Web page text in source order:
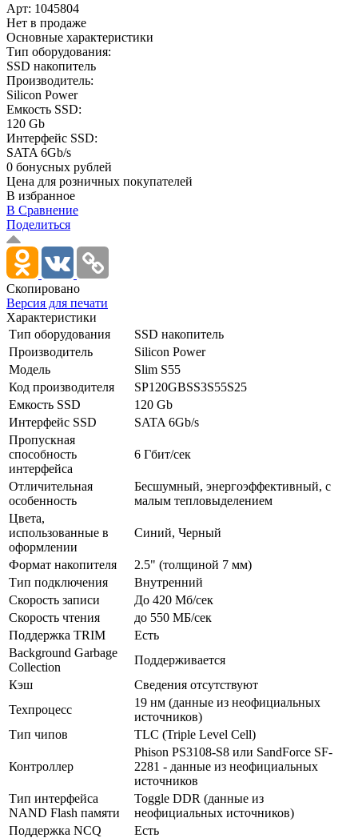
Арт: 1045804
Нет в продаже
Основные характеристики
Тип оборудования:
SSD накопитель
Производитель:
Silicon Power
Емкость SSD:
120 Gb
Интерфейс SSD:
SATA 6Gb/s
0 бонусных рублей
Цена для розничных покупателей
В избранное
В Сравнение
Поделиться
Скопировано
Версия для печати
Характеристики
Тип оборудования
SSD накопитель
Производитель
Silicon Power
Модель
Slim S55
Код производителя
SP120GBSS3S55S25
Емкость SSD
120 Gb
Интерфейс SSD
SATA 6Gb/­s
Пропускная
способность
интерфейса
6 Гбит/­сек
Отличительная
особенность
Бесшумный, энергоэффективный, с
малым тепловыделением
Цвета,
использованные в
оформлении
Синий, Черный
Формат накопителя
2.5" (толщиной 7 мм)
Тип подключения
Внутренний
Скорость записи
До 420 Мб/­сек
Скорость чтения
до 550 МБ/­сек
Поддержка TRIM
Есть
Background Garbage
Collection
Поддерживается
Кэш
Сведения отсутствуют
Техпроцесс
19 нм (данные из неофициальных
источников)
Тип чипов
TLC (Triple Level Cell)
Контроллер
Phison PS3108-S8 или SandForce SF-
2281 - данные из неофициальных
источников
Тип интерфейса
NAND Flash памяти
Toggle DDR (данные из
неофициальных источников)
Поддержка NCQ
Есть